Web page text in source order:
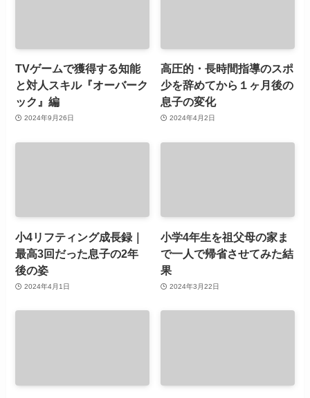
TVゲームで獲得する知能
と対人スキル『オーバーク
ック』編
2024年9月26日
高圧的・長時間指導のスポ
少を辞めてから１ヶ月後の
息子の変化
2024年4月2日
小4リフティング成長録｜
最高3回だった息子の2年
後の姿
2024年4月1日
小学4年生を祖父母の家ま
で一人で帰省させてみた結
果
2024年3月22日